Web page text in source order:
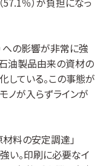
への影響が非常に強
油製品由来の資材の
ている。この事態が
ノが入らずラインが
料の安定調達」
い。印刷に必要なイ